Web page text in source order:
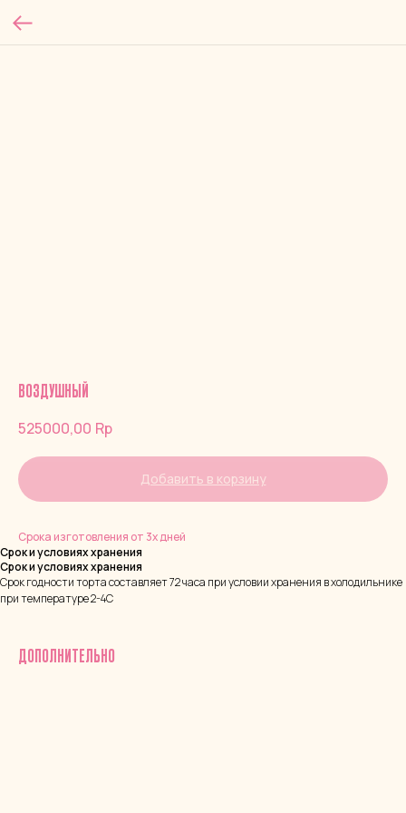
ВОЗДУШНЫЙ
525000,00 Rp
Добавить в корзину
Срока изготовления от 3х дней
Срок и условиях хранения
Срок и условиях хранения
Срок годности торта составляет 72 часа при условии хранения в холодильнике
при температуре 2-4С
ДОПОЛНИТЕЛЬНО